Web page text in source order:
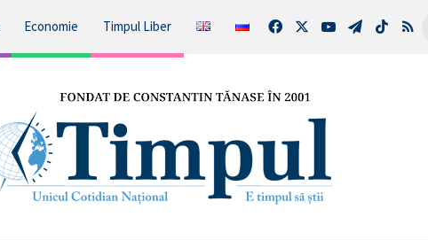
Economie Timpul Liber FacebookYouTubeTelegram
TikTokRSS